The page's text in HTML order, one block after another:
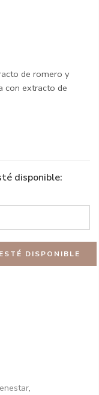
de romero y
con extracto de
disponible:
,